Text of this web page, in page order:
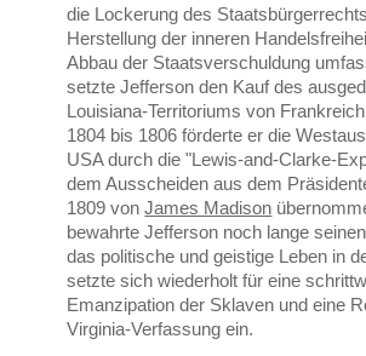
die Lockerung des
Herstellung der inneren
Abbau der Staatsverschuldung
setzte Jefferson den Kauf des
Louisiana-Territoriums von
1804 bis 1806 förderte er die
USA durch die "Lewis-and-Clarke-
dem Ausscheiden aus dem
1809 vonJames Madison
bewahrte Jefferson noch lange
das politische und geistige Leben in
setzte sich wiederholt für eine
Emanzipation der Sklaven und eine
Virginia-Verfassung ein.